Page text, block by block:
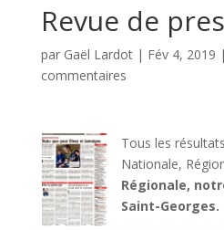
Revue de
par Gaël Lardot| Fév 4, 2019 |
commentaires
Tous les
Nationale,
Régionale,
Saint-Georges.